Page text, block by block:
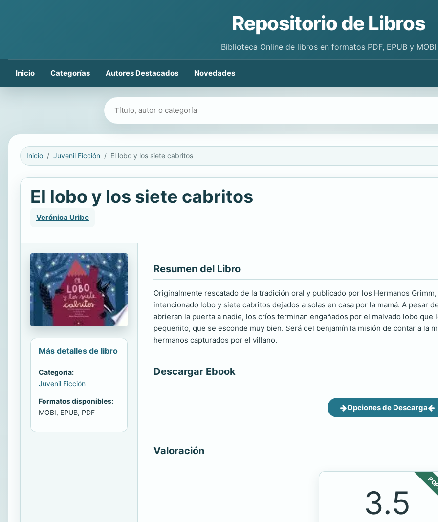
Repositorio de Libros
Biblioteca Online de libros en formatos PDF, EPUB y MOBI
Inicio Categorías Autores Destacados Novedades
Buscar libros
Inicio Juvenil Ficción El lobo y los siete cabritos
El lobo y los siete cabritos
Verónica Uribe
Más detalles de libro
Categoría:
Juvenil Ficción
Formatos disponibles:
MOBI, EPUB, PDF
Resumen del Libro
Originalmente rescatado de la tradición oral y publicado por los Hermanos
intencionado lobo y siete cabritos dejados a solas en casa por la mamá. A pesar
abrieran la puerta a nadie, los críos terminan engañados por el malvado lobo que
pequeñito, que se esconde muy bien. Será del benjamín la misión de contar a la
hermanos capturados por el villano.
Descargar Ebook
Opciones de Descarga
Valoración
3.5